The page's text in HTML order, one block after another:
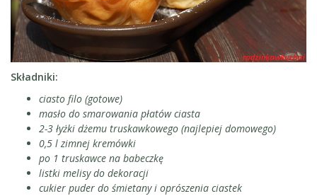
Składniki:
ciasto filo (gotowe)
masło do smarowania płatów ciasta
2-3 łyżki dżemu truskawkowego (najlepiej domowego)
0,5 l zimnej kremówki
po 1 truskawce na babeczkę
listki melisy do dekoracji
cukier puder do śmietany i oprószenia ciastek